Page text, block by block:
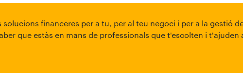
solucions financeres per a tu, per al teu negoci i per a la gestió
que estàs en mans de professionals que t'escolten i t'ajuden